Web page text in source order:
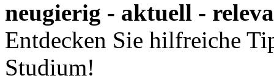
neugierig - aktuell -
Entdecken Sie hilfreiche
Studium!